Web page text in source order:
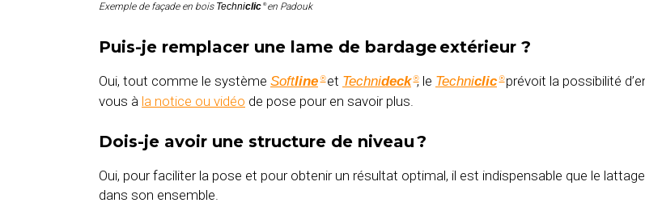
Exemple de façade en bois Techniclic ®en Padouk
Puis-je remplacer une lame de bardage extérieur ?
Oui, tout comme le système Softline ®et Technideck ®, le Techniclic ®prévoit la possibilité
vous à la notice ou vidéo de pose pour en savoir plus.
Dois-je avoir une structure de niveau ?
Oui, pour faciliter la pose et pour obtenir un résultat optimal, il est indispensable que le
dans son ensemble.